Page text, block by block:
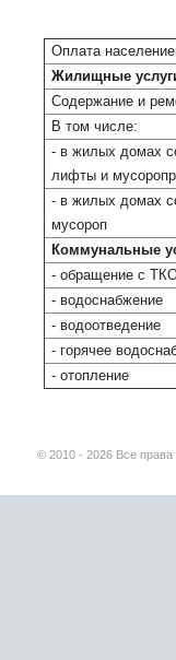
Оплата
Жилищные
Содержание и
В том числе:
- в жилых домах
лифты и
- в жилых домах
мусороп
Коммунальные
- обращение с
- водоснабжение
- водоотведение
- горячее
- отопление
© 2010 - 2026 Все